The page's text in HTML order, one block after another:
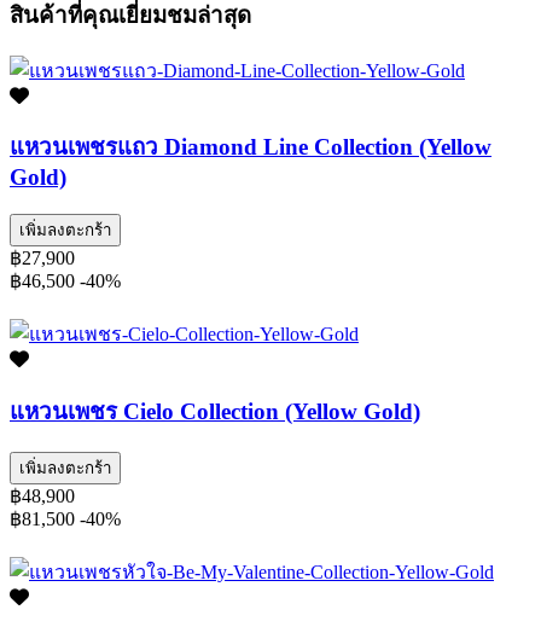
สินค้าที่คุณเยี่ยมชมล่าสุด
แหวนเพชรแถว Diamond Line Collection (Yellow
Gold)
เพิ่มลงตะกร้า
฿27,900
฿46,500 -40%
แหวนเพชร Cielo Collection (Yellow Gold)
เพิ่มลงตะกร้า
฿48,900
฿81,500 -40%